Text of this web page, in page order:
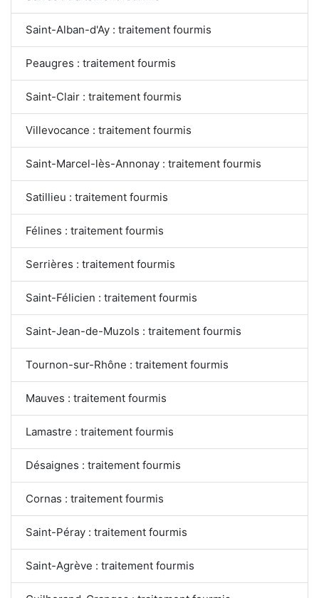
Saint-Alban-d'Ay : traitement fourmis
Peaugres : traitement fourmis
Saint-Clair : traitement fourmis
Villevocance : traitement fourmis
Saint-Marcel-lès-Annonay : traitement fourmis
Satillieu : traitement fourmis
Félines : traitement fourmis
Serrières : traitement fourmis
Saint-Félicien : traitement fourmis
Saint-Jean-de-Muzols : traitement fourmis
Tournon-sur-Rhône : traitement fourmis
Mauves : traitement fourmis
Lamastre : traitement fourmis
Désaignes : traitement fourmis
Cornas : traitement fourmis
Saint-Péray : traitement fourmis
Saint-Agrève : traitement fourmis